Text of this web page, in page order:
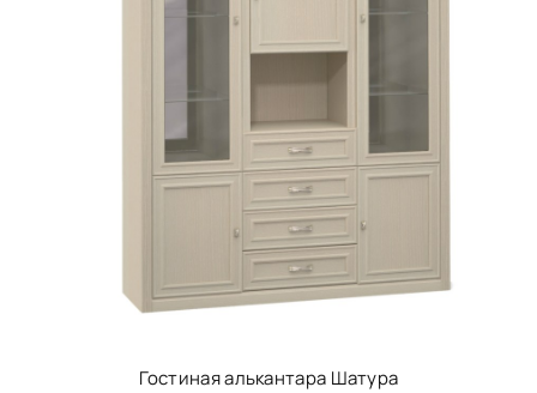
Гостиная алькантара Шатура